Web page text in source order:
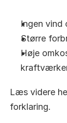
Ingen vind
Større
Høje
Læs videre
forklaring.